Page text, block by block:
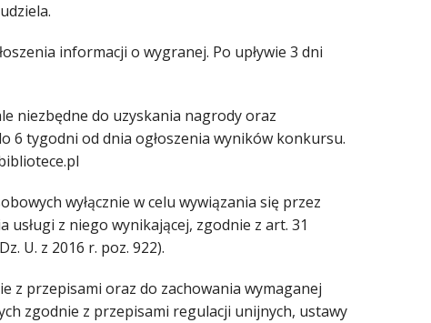
informacji o wygranej. Po upływie 3 dni
niezbędne do uzyskania nagrody oraz
6 tygodni od dnia ogłoszenia wyników konkursu.
wyłącznie w celu wywiązania się przez
z niego wynikającej, zgodnie z art. 31
U. z 2016 r. poz. 922).
z przepisami oraz do zachowania wymaganej
zgodnie z przepisami regulacji unijnych, ustawy